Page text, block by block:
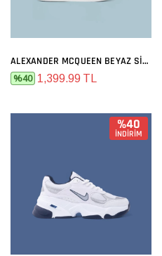
ALEXANDER MCQUEEN BEYAZ SIYAH
%40 1,399.99 TL
%40
İNDİRİM